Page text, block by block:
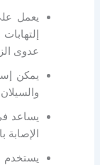
يعمل
عدوى
يمكن
يساعد
الإصابة
يستخدم